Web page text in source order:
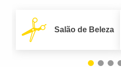
Salão de Beleza